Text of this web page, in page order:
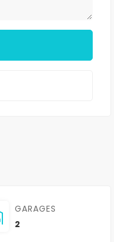
GARAGES
2